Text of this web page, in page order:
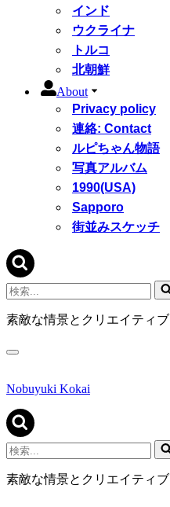
インド
ウクライナ
トルコ
北朝鮮
About
Privacy policy
連絡: Contact
ルピちゃん物語
写真アルバム
1990(USA)
Sapporo
街並みスケッチ
検
索...
素敵な情景とクリエイティブ
ナ
ゲ
シ
ョ
ン
メ
ニ
ュ
Nobuyuki Kokai
検
索...
素敵な情景とクリエイティブ